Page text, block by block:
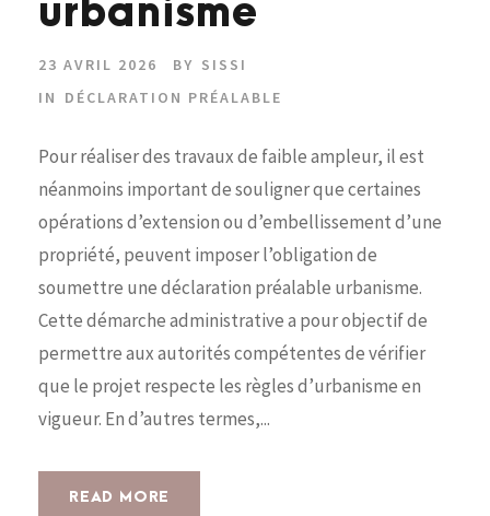
urbanisme
23 AVRIL 2026 BY SISSI
IN
DÉCLARATION PRÉALABLE
Pour réaliser des travaux de faible ampleur, il est
néanmoins important de souligner que certaines
opérations d’extension ou d’embellissement d’une
propriété, peuvent imposer l’obligation de
soumettre une déclaration préalable urbanisme.
Cette démarche administrative a pour objectif de
permettre aux autorités compétentes de vérifier
que le projet respecte les règles d’urbanisme en
vigueur. En d’autres termes,...
READ MORE